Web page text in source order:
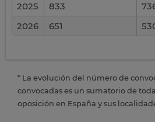
2025
833
2026
651
* La evolución del número de
convocadas es un sumatorio de
oposición en España y sus